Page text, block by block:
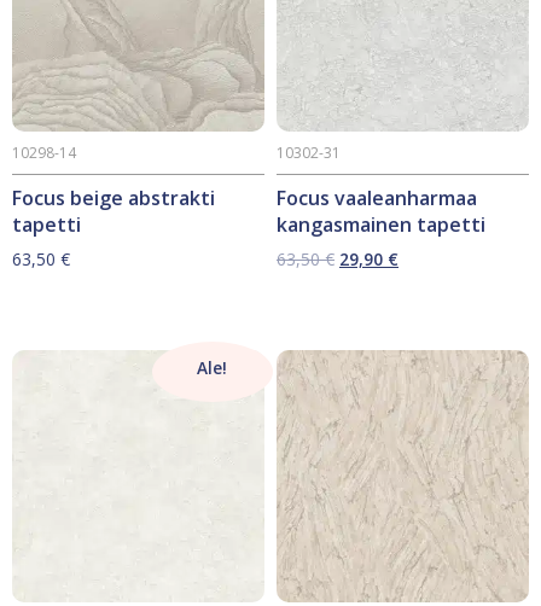
Focus beige abstrakti
tapetti
10298-14
63,50 €
Focus vaaleanharmaa
kangasmainen tapetti
10302-31
63,50€ Alkuperäinen
29,90 €Nykyinen
Ale!